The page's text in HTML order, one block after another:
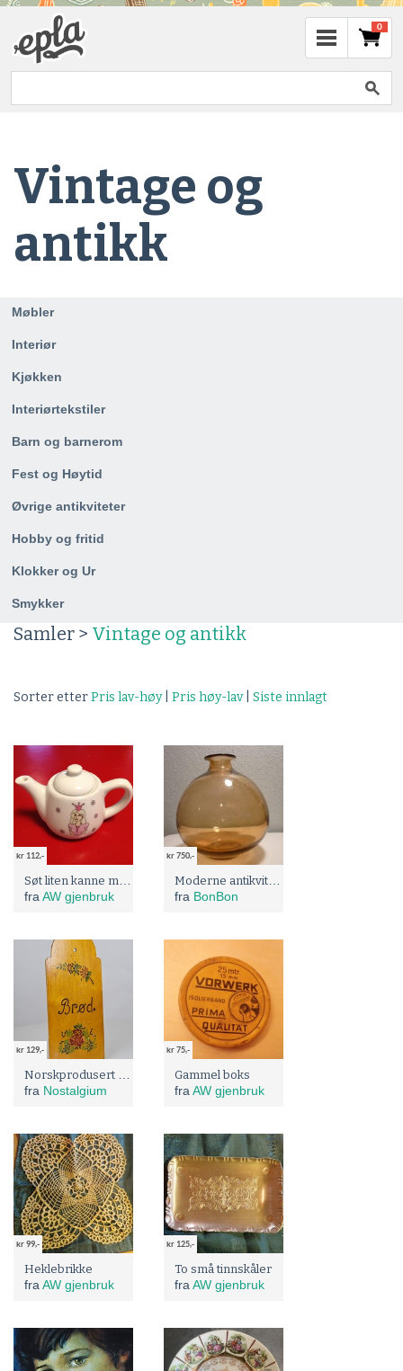
0
Vintage og
antikk
Møbler
Interiør
Kjøkken
Interiørtekstiler
Barn og barnerom
Fest og Høytid
Øvrige antikviteter
Hobby og fritid
Klokker og Ur
Smykker
Samler > Vintage og antikk
Sorter etterPris lav-høy| Pris høy-lav| Siste innlagt
kr 112,-
fra AW gjenbruk
kr 750,-
fra BonBon
kr 129,-
fra Nostalgium
kr 75,-
Gammel boks
fra AW gjenbruk
kr 99,-
Heklebrikke
fra AW gjenbruk
kr 125,-
To små tinnskåler
fra AW gjenbruk